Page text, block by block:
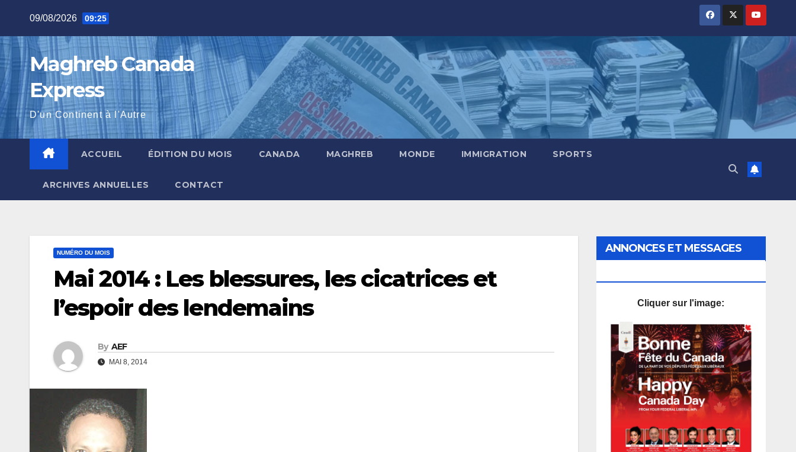
content
09/08/2026 09:25
Maghreb Canada
Express
D'un Continent à l'Autre
ACCUEIL ÉDITION DU MOIS CANADA MAGHREB MONDE IMMIGRATION SPORTS
ARCHIVES ANNUELLES CONTACT
NUMÉRO DU MOIS
Mai 2014 : Les blessures, les cicatrices et
l’espoir des lendemains
By AEF
MAI 8, 2014
ANNONCES ET MESSAGES
Cliquer sur l'image: